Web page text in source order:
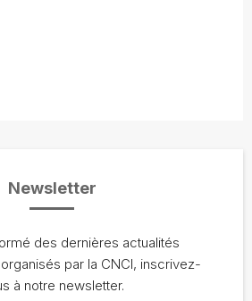
Newsletter
des dernières actualités
par la CNCI, inscrivez-
à notre newsletter.